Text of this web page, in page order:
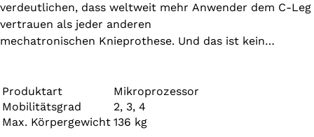
verdeutlichen, dass weltweit mehr Anwender dem C-Leg
vertrauen als jeder anderen
mechatronischen Knieprothese. Und das ist kein
Leistung bietet, die es ihnen ermöglicht, sich auf die
wirklich wesentlichen Dinge zu konzentrieren: ein
gesundes und aktives Leben.
Produktart
Mikroprozessor
Mobilitätsgrad
2, 3, 4
Max. Körpergewicht 136 kg